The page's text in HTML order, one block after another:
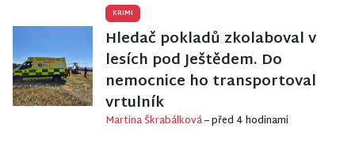
KRIMI
Hledač pokladů zkolaboval v
lesích pod Ještědem. Do
nemocnice ho transportoval
vrtulník
Martina Škrabálková– před 4 hodinami